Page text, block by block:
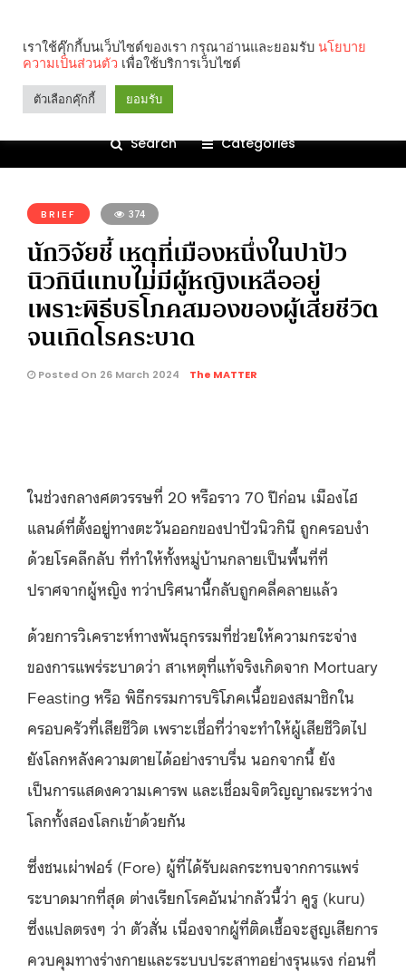
Search Categories
BRIEF 374
นักวิจัยชี้ เหตุที่เมืองหนึ่งในปาปัว
นิวกินีแทบไม่มีผู้หญิงเหลืออยู่
เพราะพิธีบริโภคสมองของผู้เสียชีวิต
จนเกิดโรคระบาด
Posted On 26 March 2024 The MATTER
ในช่วงกลางศตวรรษที่ 20 หรือราว 70 ปีก่อน เมืองไฮ
แลนด์ที่ตั้งอยู่ทางตะวันออกของปาปัวนิวกินี ถูกครอบงํา
ด้วยโรคลึกลับ ที่ทําให้ทั้งหมู่บ้านกลายเป็นพื้นที่ที่
ปราศจากผู้หญิง ทว่าปริศนานี้กลับถูกคลี่คลายแล้ว
ด้วยการวิเคราะห์ทางพันธุกรรมที่ช่วยให้ความกระจ่าง
ของการแพร่ระบาดว่า สาเหตุที่แท้จริงเกิดจาก Mortuary
Feasting หรือ พิธีกรรมการบริโภคเนื้อของสมาชิกใน
ครอบครัวที่เสียชีวิต เพราะเชื่อที่ว่าจะทำให้ผู้เสียชีวิตไป
ยังโลกหลังความตายได้อย่างราบรื่น นอกจากนี้ ยัง
เป็นการแสดงความเคารพ และเชื่อมจิตวิญญาณระหว่าง
โลกทั้งสองโลกเข้าด้วยกัน
ซึ่งชนเผ่าฟอร์ (Fore) ผู้ที่ได้รับผลกระทบจากการแพร่
ระบาดมากที่สุด ต่างเรียกโรคอันน่ากลัวนี้ว่า คูรู (kuru)
ซึ่งแปลตรงๆ ว่า ตัวสั่น เนื่องจากผู้ที่ติดเชื้อจะสูญเสียการ
ควบคุมทางร่างกายและระบบประสาทอย่างรุนแรง ก่อนที่
เราใช้คุ๊กกี้บนเว็บไซต์ของเรา กรุณาอ่านและยอมรับ นโยบาย
ความเป็นส่วนตัว เพื่อใช้บริการเว็บไซต์
ตัวเลือกคุ๊กกี้ ยอมรับ